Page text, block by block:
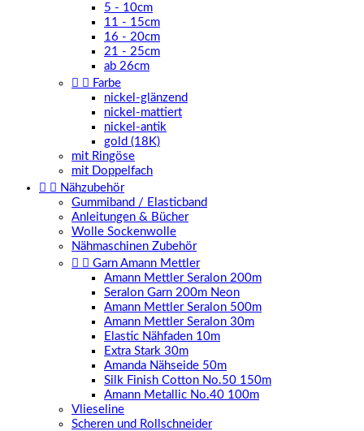
5 - 10cm
11 - 15cm
16 - 20cm
21 - 25cm
ab 26cm
  Farbe
nickel-glänzend
nickel-mattiert
nickel-antik
gold (18K)
mit Ringöse
mit Doppelfach
  Nähzubehör
Gummiband / Elasticband
Anleitungen & Bücher
Wolle Sockenwolle
Nähmaschinen Zubehör
  Garn Amann Mettler
Amann Mettler Seralon 200m
Seralon Garn 200m Neon
Amann Mettler Seralon 500m
Amann Mettler Seralon 30m
Elastic Nähfaden 10m
Extra Stark 30m
Amanda Nähseide 50m
Silk Finish Cotton No.50 150m
Amann Metallic No.40 100m
Vlieseline
Scheren und Rollschneider